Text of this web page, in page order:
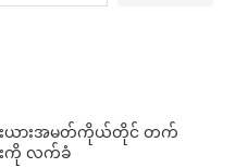
းယားအမတ်ကိုယ်တိုင် တက်
းကို လက်ခံ